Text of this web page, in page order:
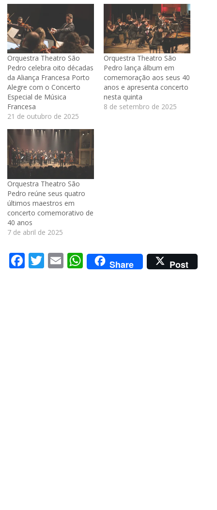
Orquestra Theatro São
Pedro celebra oito décadas
da Aliança Francesa Porto
Alegre com o Concerto
Especial de Música
Francesa
21 de outubro de 2025
Orquestra Theatro São
Pedro lança álbum em
comemoração aos seus 40
anos e apresenta concerto
nesta quinta
8 de setembro de 2025
Orquestra Theatro São
Pedro reúne seus quatro
últimos maestros em
concerto comemorativo de
40 anos
7 de abril de 2025
Facebook
Twitter
EmailWhatsApp
Share Post